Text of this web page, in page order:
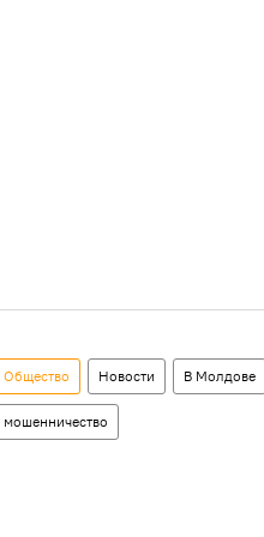
Общество Новости В Молдове
мошенничество